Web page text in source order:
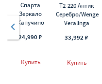
Спарта
Зеркало
Капучино
24,990 ₽
Купить
Т2-220 Антик
Серебро/Wenge
Veralinga
33,992 ₽
Купить